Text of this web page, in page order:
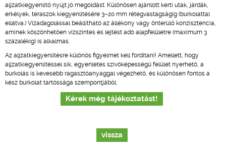
aljzatkiegyenlítő nyújt jó megoldást. Különösen ajánlott kerti utak, járdák,
erkélyek, teraszok kiegyenlítésére 3–20 mm rétegvastagságig (burkolattal
ellátva.) Vízadagolással beállítható az állékony vagy önterülő konzisztencia,
aminek köszönhetően vízszintes és lejtést adó alapfelületre (maximum 3
százalékig) is alkalmas.
Az aljzatkiegyenlítésre különös figyelmet kell fordítani! Amellett, hogy
aljzatkiegyenlítéssel sík, egyenletes szívóképességű felület nyerhető, a
burkolás is kevesebb ragasztóanyaggal végezhető, és különösen fontos a
kész burkolat tartóssága szempontjából.
Kérek még tájékoztatást!
vissza